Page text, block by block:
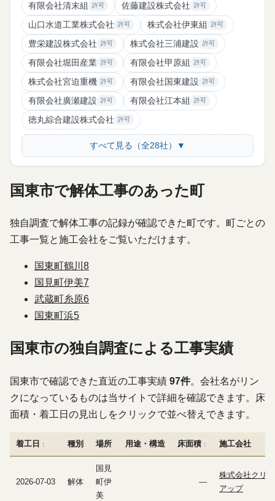
有限会社清末組 許可 佐藤建設株式会社 許可
山口水道工業株式会社 許可 株式会社伊東組 許可
豊栄建設株式会社 許可 株式会社三浦建設 許可
有限会社堀田産業 許可 有限会社甲原組 許可
株式会社宮迫重機 許可 有限会社国東建設 許可
有限会社廣瀬建設 許可 有限会社江本組 許可
徳丸綜合建設株式会社 許可
すべて見る（全28社）▼
国東市で解体工事のあった町
独自調査で解体工事の記録が確認できた町です。町ごとの
工事一覧と施工会社をご覧いただけます。
国東町鶴川 8
国見町伊美7
武蔵町糸原6
国東町浜5
国東市の独自調査による工事実績
国東市で確認できた直近の工事実績 97件。会社名がリン
クになっているものは当サイトで詳細を確認できます。床
面積・着工日の見出しをクリックで並べ替えできます。
着工日 種別 場所 用途・構造 床面積 施工会社
2026-07-03 解体
国見
町伊
美
—
株式会社クリ
アップ